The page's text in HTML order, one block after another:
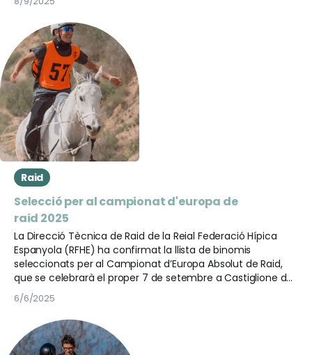
Raid
Selecció per al campionat d'europa de
raid 2025
La Direcció Tècnica de Raid de la Reial Federació Hípica
Espanyola (RFHE) ha confirmat la llista de binomis
seleccionats per al Campionat d’Europa Absolut de Raid,
que se celebrarà el proper 7 de setembre a Castiglione del
Lago, Itàlia.
6/6/2025